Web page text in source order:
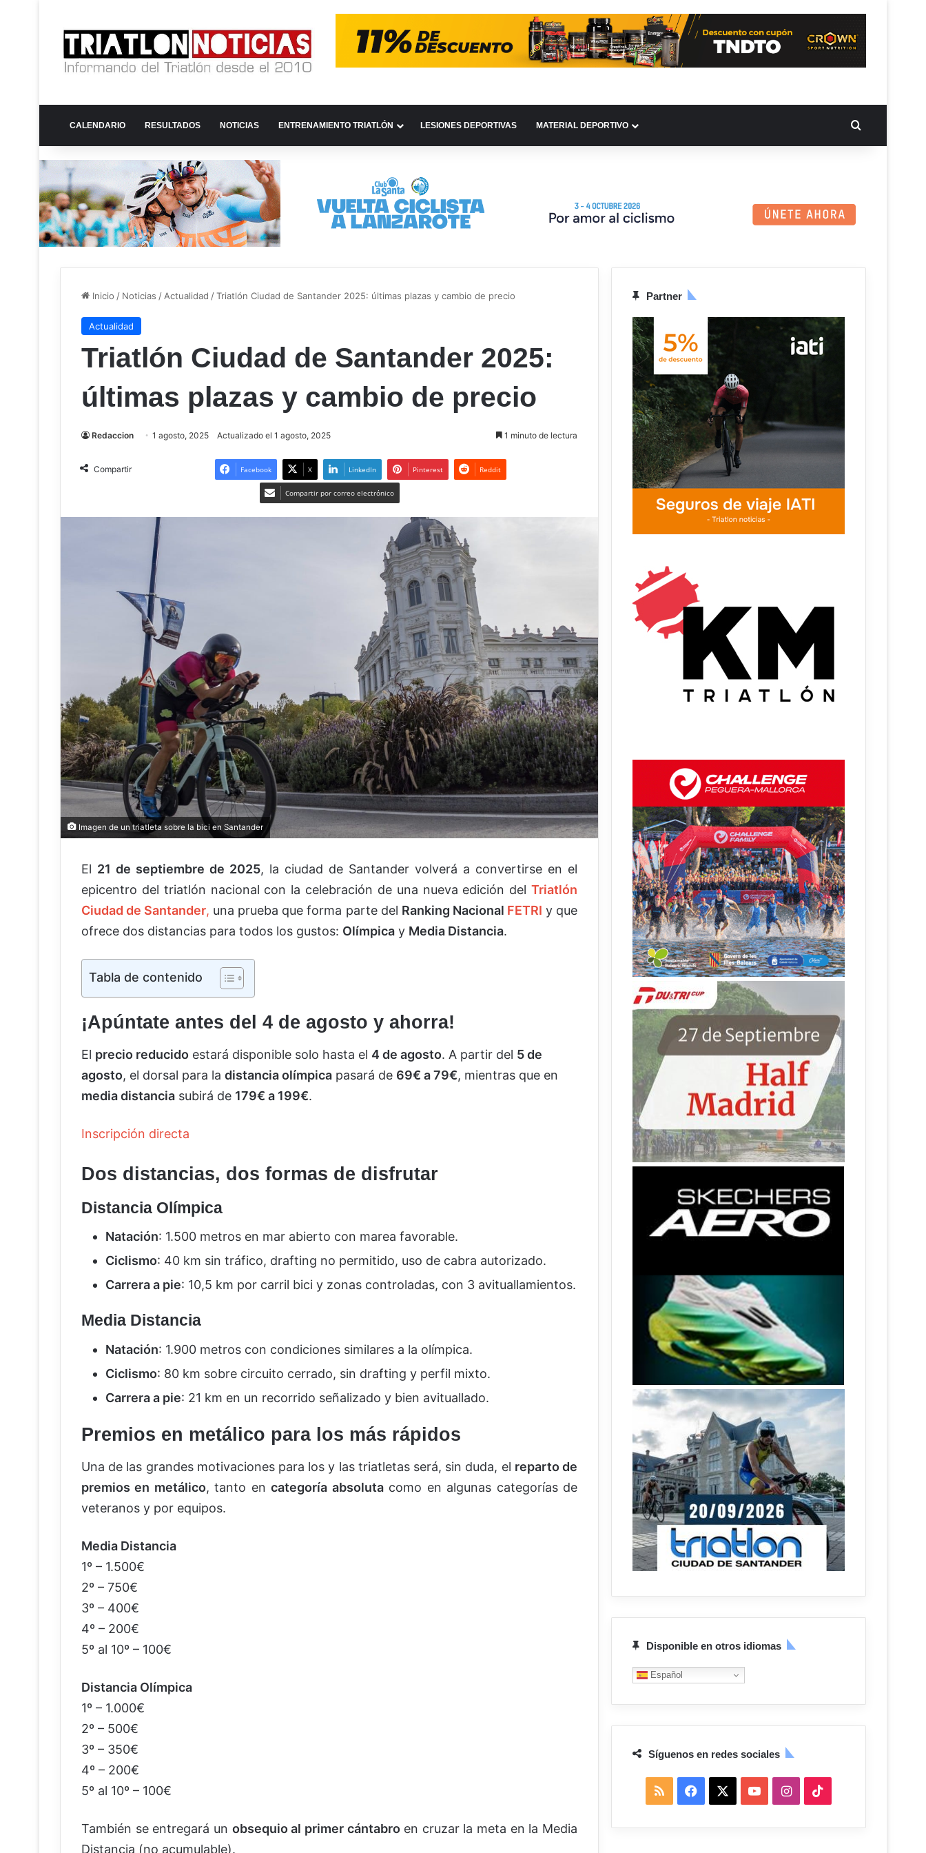
CALENDARIO RESULTADOS NOTICIAS ENTRENAMIENTO TRIATLÓN LESIONES DEPORTIVAS MATERIAL DEPORTIVO BUSCAR
Inicio / Noticias / Actualidad /Triatlón Ciudad de Santander 2025: últimas plazas y cambio de precio
Actualidad
Triatlón Ciudad de Santander 2025:
últimas plazas y cambio de precio
Redaccion 1 agosto, 2025 Actualizado el 1 agosto, 2025 1 minuto de lectura
Compartir Facebook X LinkedIn Pinterest Reddit
Compartir por correo electrónico
Imagen de un triatleta sobre la bici en Santander
El 21 de septiembre de 2025, la ciudad de Santander volverá a convertirse en el
epicentro del triatlón nacional con la celebración de una nueva edición del Triatlón
Ciudad de Santander, una prueba que forma parte del Ranking Nacional FETRI y que
ofrece dos distancias para todos los gustos: Olímpica y Media Distancia.
Tabla de contenido
¡Apúntate antes del 4 de agosto y ahorra!
El precio reducido estará disponible solo hasta el 4 de agosto. A partir del 5 de
agosto, el dorsal para la distancia olímpica pasará de 69€ a 79€, mientras que en
media distancia subirá de 179€ a 199€.
Inscripción directa
Dos distancias, dos formas de disfrutar
Distancia Olímpica
Natación: 1.500 metros en mar abierto con marea favorable.
Ciclismo: 40 km sin tráfico, drafting no permitido, uso de cabra autorizado.
Carrera a pie: 10,5 km por carril bici y zonas controladas, con 3 avituallamientos.
Media Distancia
Natación: 1.900 metros con condiciones similares a la olímpica.
Ciclismo: 80 km sobre circuito cerrado, sin drafting y perfil mixto.
Carrera a pie: 21 km en un recorrido señalizado y bien avituallado.
Premios en metálico para los más rápidos
Una de las grandes motivaciones para los y las triatletas será, sin duda, el reparto de
premios en metálico, tanto encategoría absolutacomo en algunas categorías de
veteranos y por equipos.
Media Distancia
1º – 1.500€
2º – 750€
3º – 400€
4º – 200€
5º al 10º – 100€
Distancia Olímpica
1º – 1.000€
2º – 500€
3º – 350€
4º – 200€
5º al 10º – 100€
También se entregará un obsequio al primer cántabroen cruzar la meta en la Media
Distancia (no acumulable).
Partner
Disponible en otros idiomas
Español
Síguenos en redes sociales
I